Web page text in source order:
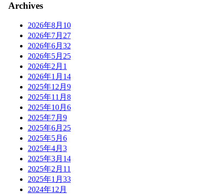
Archives
2026年8月 10
2026年7月 27
2026年6月 32
2026年5月 25
2026年2月 1
2026年1月 14
2025年12月 9
2025年11月 8
2025年10月 6
2025年7月 9
2025年6月 25
2025年5月 6
2025年4月 3
2025年3月 14
2025年2月 11
2025年1月 33
2024年12月